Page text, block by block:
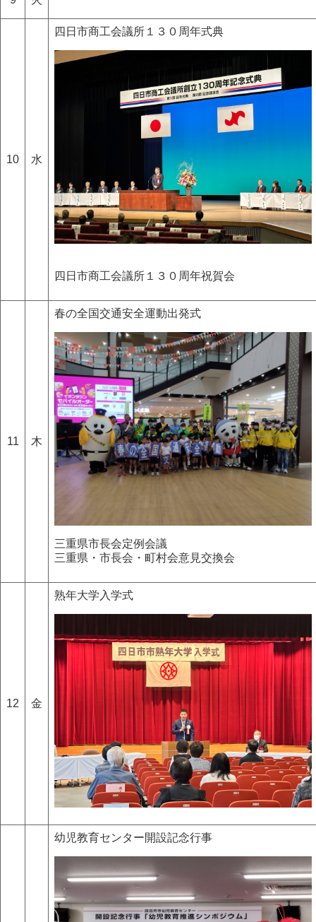
10 水
四日市商工会議所１３０周年式典
四日市商工会議所１３０周年祝賀会
11 木
春の全国交通安全運動出発式
三重県市長会定例会議
三重県・市長会・町村会意見交換会
12 金
熟年大学入学式
幼児教育センター開設記念行事